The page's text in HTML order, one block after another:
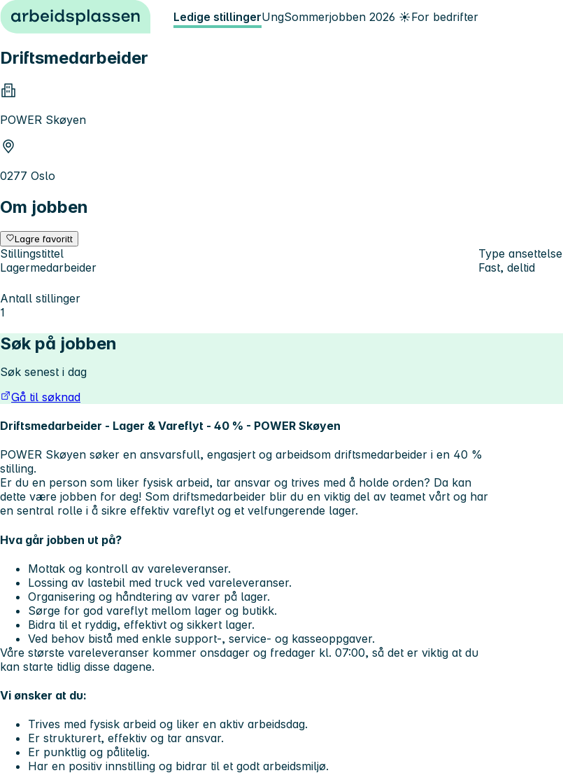
Hopp til innhold Ledige stillingerUngSommerjobben 2026 ☀️For bedrifter
Driftsmedarbeider
POWER Skøyen
0277 Oslo
Om jobben
Lagre favoritt
Stillingstittel
Lagermedarbeider
Type ansettelse
Fast, deltid
Antall stillinger
1
Søk på jobben
Søk senest i dag
Gå til søknad
Driftsmedarbeider - Lager & Vareflyt - 40 % - POWER Skøyen
POWER Skøyen søker en ansvarsfull, engasjert og arbeidsom driftsmedarbeider i en 40 %
stilling.
Er du en person som liker fysisk arbeid, tar ansvar og trives med å holde orden? Da kan
dette være jobben for deg! Som driftsmedarbeider blir du en viktig del av teamet vårt og har
en sentral rolle i å sikre effektiv vareflyt og et velfungerende lager.
Hva går jobben ut på?
Mottak og kontroll av vareleveranser.
Lossing av lastebil med truck ved vareleveranser.
Organisering og håndtering av varer på lager.
Sørge for god vareflyt mellom lager og butikk.
Bidra til et ryddig, effektivt og sikkert lager.
Ved behov bistå med enkle support-, service- og kasseoppgaver.
Våre største vareleveranser kommer onsdager og fredager kl. 07:00, så det er viktig at du
kan starte tidlig disse dagene.
Vi ønsker at du:
Trives med fysisk arbeid og liker en aktiv arbeidsdag.
Er strukturert, effektiv og tar ansvar.
Er punktlig og pålitelig.
Har en positiv innstilling og bidrar til et godt arbeidsmiljø.